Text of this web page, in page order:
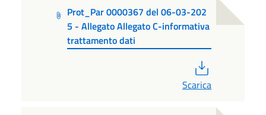
Prot_Par 0000367 del 06-03-202
5 - Allegato Allegato C-informativa
trattamento dati
Scarica